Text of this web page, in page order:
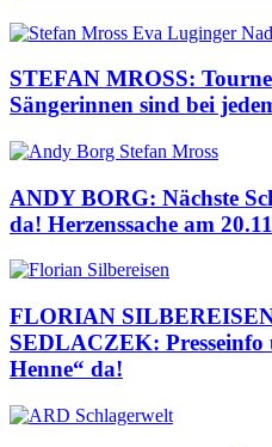
STEFAN MROSS:
Sängerinnen sind bei
ANDY BORG: Nächste
da! Herzenssache am
FLORIAN
SEDLACZEK: Presseinfo
Henne“ da!